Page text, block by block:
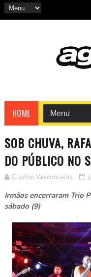
HOME
SOB CHUVA,
DO PÚBLICO NO
Clayton Vasconcelos
Irmãos encerraram Trio
sábado (9)